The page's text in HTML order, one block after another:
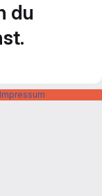
du
Impressum